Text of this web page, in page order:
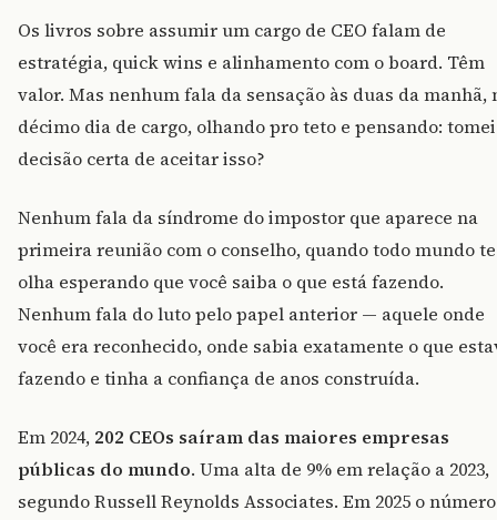
Os livros sobre assumir um cargo de CEO falam de
estratégia, quick wins e alinhamento com o board. Têm
valor. Mas nenhum fala da sensação às duas da manhã,
décimo dia de cargo, olhando pro teto e pensando:
decisão certa de aceitar isso?
Nenhum fala da síndrome do impostor que aparece na
primeira reunião com o conselho, quando todo mundo te
olha esperando que você saiba o que está fazendo.
Nenhum fala do luto pelo papel anterior — aquele onde
você era reconhecido, onde sabia exatamente o que
fazendo e tinha a confiança de anos construída.
Em 2024, 202 CEOs saíram das maiores empresas
públicas do mundo. Uma alta de 9% em relação a 2023,
segundo Russell Reynolds Associates. Em 2025 o número